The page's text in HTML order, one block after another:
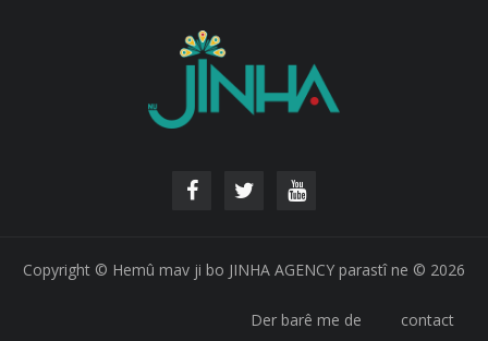
Copyright © Hemû mav ji bo JINHA AGENCY parastî ne © 2026
Der barê me de contact